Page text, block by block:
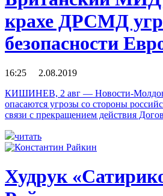
крахе ДРСМД
безопасности
16:25 2.08.2019
КИШИНЕВ, 2 авг — Новости-
опасаются угрозы со стороны
связи с прекращением действия
читать
Худрук